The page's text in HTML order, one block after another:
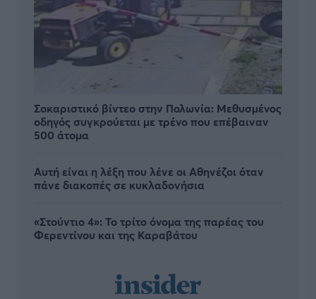
Σοκαριστικό βίντεο στην Πολωνία: Μεθυσμένος
οδηγός συγκρούεται με τρένο που επέβαιναν
500 άτομα
Αυτή είναι η λέξη που λένε οι Αθηνέζοι όταν
πάνε διακοπές σε κυκλαδονήσια
«Στούντιο 4»: Το τρίτο όνομα της παρέας του
Φερεντίνου και της Καραβάτου